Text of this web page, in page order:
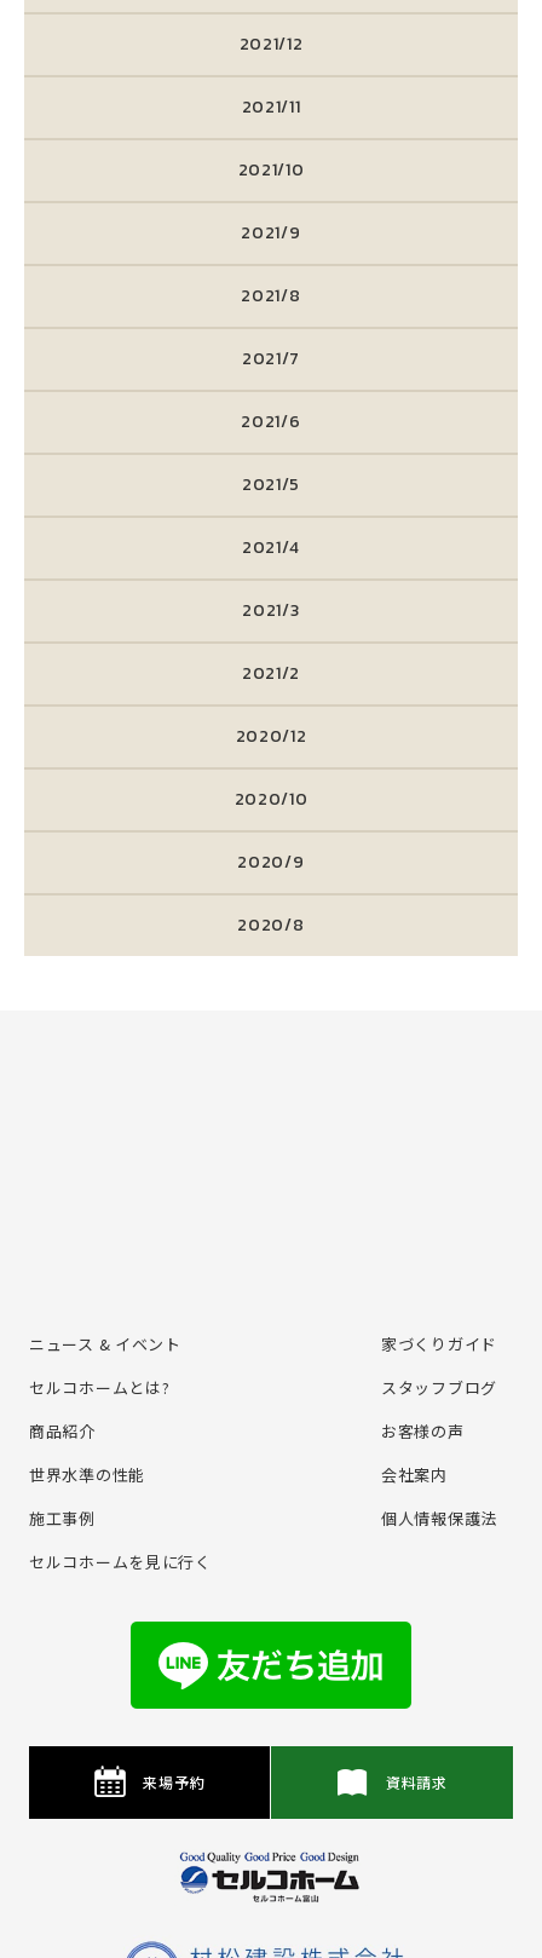
2021/12
2021/11
2021/10
2021/9
2021/8
2021/7
2021/6
2021/5
2021/4
2021/3
2021/2
2020/12
2020/10
2020/9
2020/8
ニュース & イベント
セルコホームとは?
商品紹介
世界水準の性能
施⼯事例
セルコホームを⾒に⾏く
家づくりガイド
スタッフブログ
お客様の声
会社案内
個⼈情報保護法
来場予約 資料請求